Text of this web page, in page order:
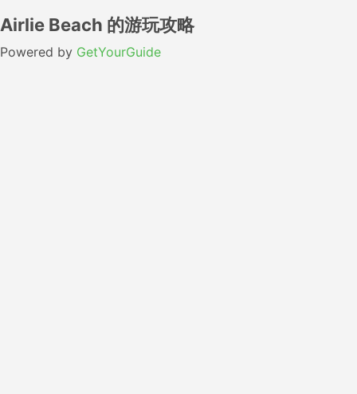
Airlie Beach 的游玩攻略
Powered by GetYourGuide